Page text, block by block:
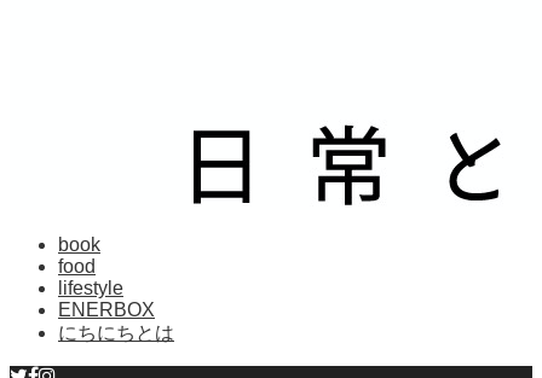
book
food
lifestyle
ENERBOX
にちにちとは